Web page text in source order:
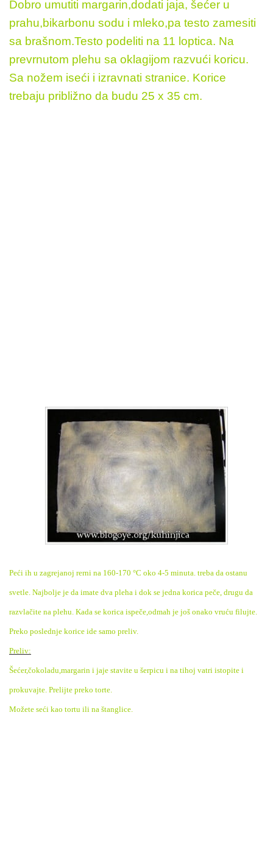
Dobro umutiti margarin,dodati jaja, šećer u
prahu,bikarbonu sodu i mleko,pa testo zamesiti
sa brašnom.Testo podeliti na 11 loptica. Na
prevrnutom plehu sa oklagijom razvući koricu.
Sa nožem iseći i izravnati stranice. Korice
trebaju približno da budu 25 x 35 cm.
Peći ih u zagrejanoj rerni na 160-170 °C oko 4-5 minuta. treba da ostanu
svetle. Najbolje je da imate dva pleha i dok se jedna korica peče, drugu da
razvlačite na plehu. Kada se korica ispeče,odmah je još onako vruću filujte.
Preko poslednje korice ide samo preliv.
Preliv:
Šećer,čokoladu,margarin i jaje stavite u šerpicu i na tihoj vatri istopite i
prokuvajte. Prelijte preko torte.
Možete seći kao tortu ili na štanglice.